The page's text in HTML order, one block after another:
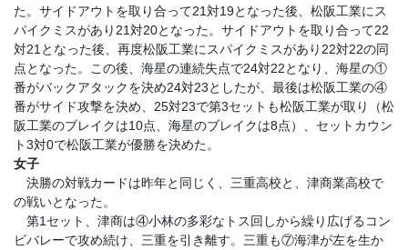
た。サイドアウトを取り合って21対19となった後、松阪工業にス
パイクミスがあり21対20となった。サイドアウトを取り合って22
対21となった後、再度松阪工業にスパイクミスがあり22対22の同
点となった。この後、海星の連続失点で24対22となり、海星の①
番がバックアタックを決め24対23としたが、最後は松阪工業の④
番がサイド攻撃を決め、25対23で第3セットも松阪工業が取り（松
阪工業のブレイクは10点、海星のブレイクは8点）、セットカウン
ト3対0で松阪工業が優勝を決めた。
女子
決勝の対戦カードは昨年と同じく、三重高校と、津商業高校で
の戦いとなった。
第1セット、津商は④小林の多彩なトス回しから繰り広げるコン
ビバレーで攻め続け、三重を引き離す。三重も⑦海津が左を生か